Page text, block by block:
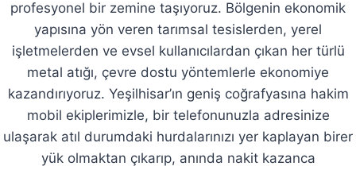
profesyonel bir zemine taşıyoruz. Bölgenin ekonomik
yapısına yön veren tarımsal tesislerden, yerel
işletmelerden ve evsel kullanıcılardan çıkan her türlü
metal atığı, çevre dostu yöntemlerle ekonomiye
kazandırıyoruz. Yeşilhisar’ın geniş coğrafyasına hakim
mobil ekiplerimizle, bir telefonunuzla adresinize
ulaşarak atıl durumdaki hurdalarınızı yer kaplayan birer
yük olmaktan çıkarıp, anında nakit kazanca